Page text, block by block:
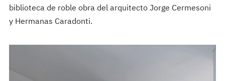
biblioteca de roble obra del arquitecto Jorge Cermesoni
y Hermanas Caradonti.